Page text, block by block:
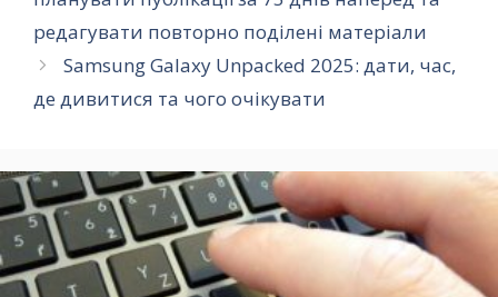
редагувати повторно поділені матеріали
Samsung Galaxy Unpacked 2025: дати, час,
де дивитися та чого очікувати